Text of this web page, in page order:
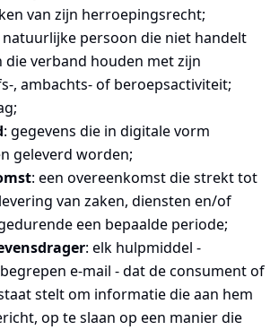
van zijn herroepingsrecht;
natuurlijke persoon die niet handelt
verband houden met zijn
, ambachts- of beroepsactiviteit;
: gegevens die in digitale vorm
geleverd worden;
: een overeenkomst die strekt tot
van zaken, diensten en/of
een bepaalde periode;
: elk hulpmiddel -
e-mail - dat de consument of
stelt om informatie die aan hem
op te slaan op een manier die